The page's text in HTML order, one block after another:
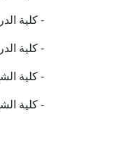
- كلية
- كلية
- كلية
- كلية